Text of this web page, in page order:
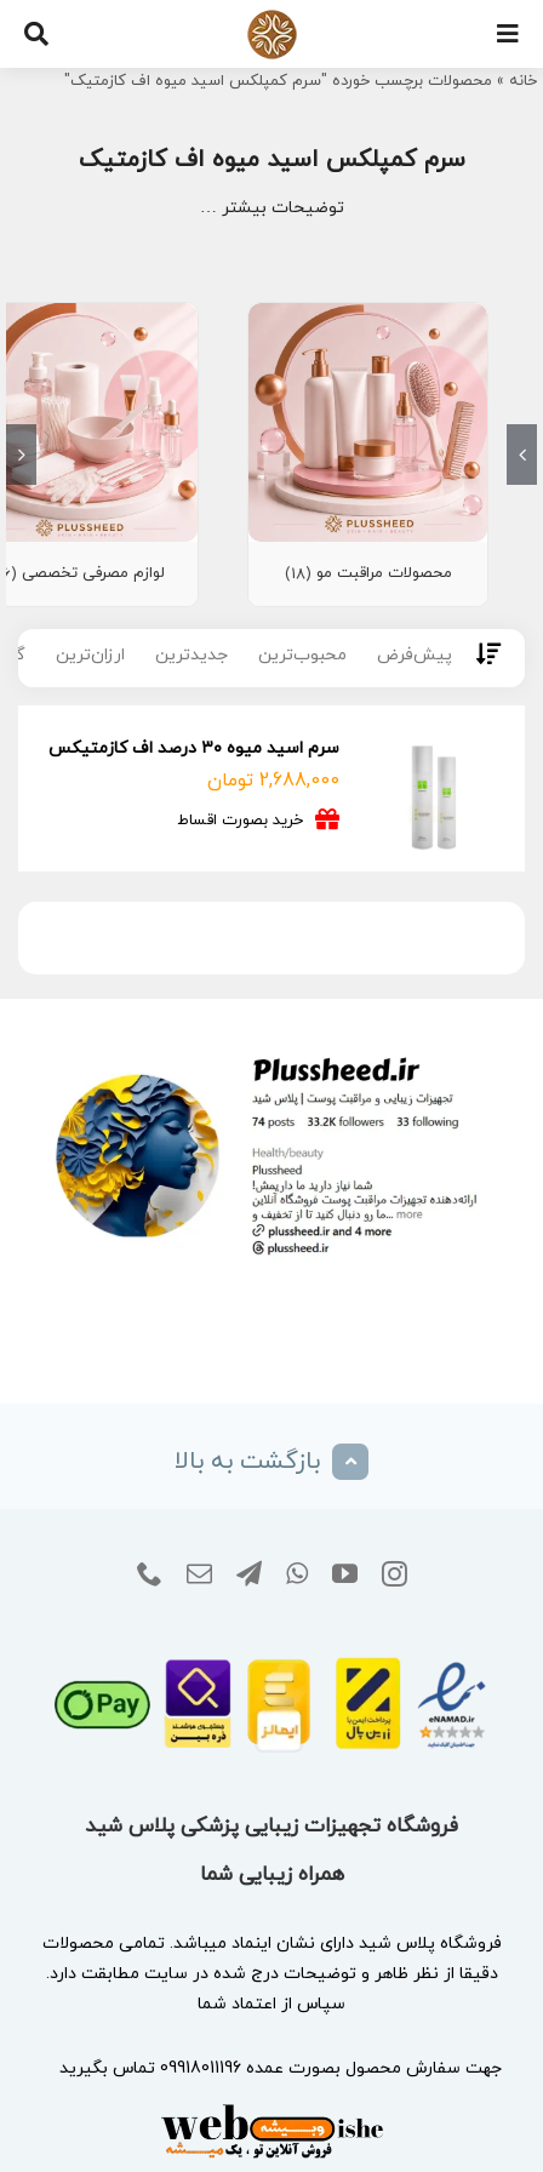
Skip
content
خانه » محصولات برچسب خورده "سرم کمپلکس اسید میوه اف کازمتیک"
سرم کمپلکس اسید میوه اف کازمتیک
توضیحات بیشتر …
محصولات مراقبت مو (18) لوازم مصرفی تخصصی (16)
پیش‌فرض محبوب‌ترین جدیدترین ارزان‌ترین
سرم اسید میوه ۳۰ درصد اف کازمتیکس
2,688,000 تومان
خرید بصورت اقساط
بازگشت به بالا
فروشگاه تجهیزات زیبایی پزشکی پلاس شید
همراه زیبایی شما
فروشگاه پلاس شید دارای نشان اینماد میباشد. تمامی محصولات
دقیقا از نظر ظاهر و توضیحات درج شده در سایت مطابقت دارد.
سپاس از اعتماد شما
جهت سفارش محصول بصورت عمده 09918011196 تماس بگیرید